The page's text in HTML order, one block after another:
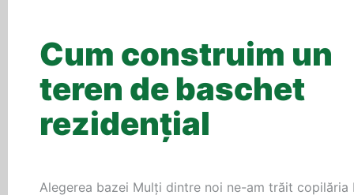
Cum construim un
teren de baschet
rezidențial
Alegerea bazei Mulți dintre noi ne-am trăit copilăria